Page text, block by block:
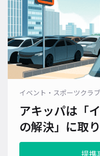
イベント・スポーツクラ
アキッパは「
の解決」に取
提携